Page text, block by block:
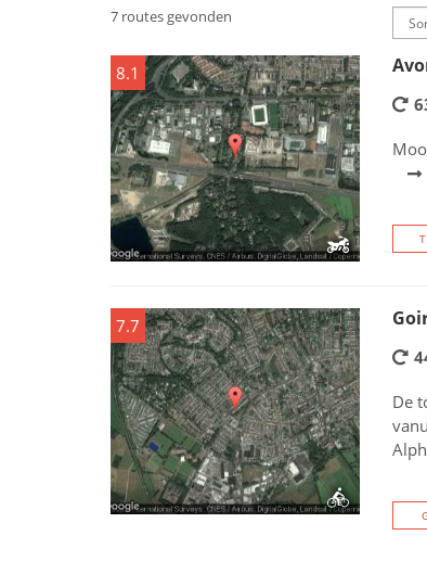
7 routes gevonden
8.1
7.7
De